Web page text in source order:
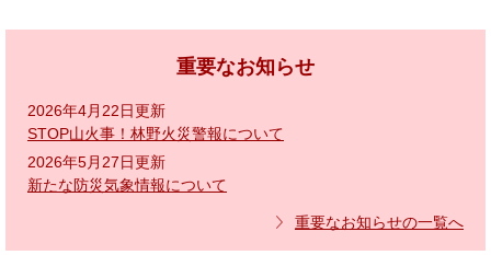
重要なお知らせ
2026年4月22日更新
STOP山火事！林野火災警報について
2026年5月27日更新
新たな防災気象情報について
重要なお知らせの一覧へ